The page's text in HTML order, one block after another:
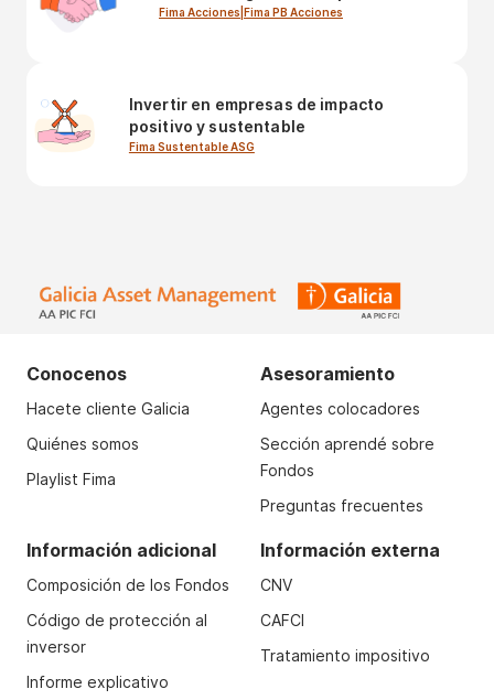
Fima Acciones Fima PB Acciones
Invertir en empresas de impacto
positivo y sustentable
Fima Sustentable ASG
Conocenos
Hacete cliente Galicia
Quiénes somos
Playlist Fima
Asesoramiento
Agentes colocadores
Sección aprendé sobre
Fondos
Preguntas frecuentes
Información adicional
Composición de los Fondos
Código de protección al
inversor
Informe explicativo
Información externa
CNV
CAFCI
Tratamiento impositivo